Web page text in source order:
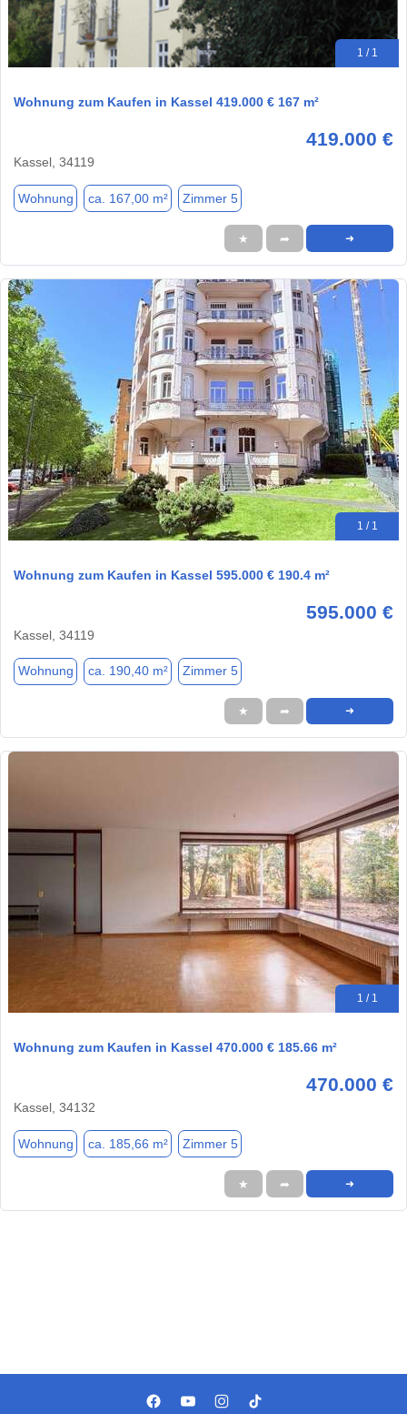
1 / 1
Wohnung zum Kaufen in Kassel 419.000 € 167 m²
419.000 €
Kassel, 34119
Wohnung ca. 167,00 m² Zimmer 5
★ ➦ ➜
1 / 1
Wohnung zum Kaufen in Kassel 595.000 € 190.4 m²
595.000 €
Kassel, 34119
Wohnung ca. 190,40 m² Zimmer 5
★ ➦ ➜
1 / 1
Wohnung zum Kaufen in Kassel 470.000 € 185.66 m²
470.000 €
Kassel, 34132
Wohnung ca. 185,66 m² Zimmer 5
★ ➦ ➜